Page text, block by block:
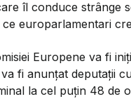
îl conduce strânge
europarlamentari
Europene va fi
fi anunțat deputații
la cel puțin 48 de